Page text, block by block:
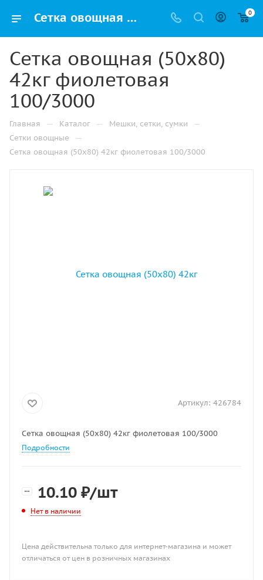
Сетка овощная (50х80) 42кг фиолетовая 100/3000 купить от производителя с доставкой в Челябинске 0
Сетка овощная (50х80)
42кг фиолетовая
100/3000
Главная — Каталог — Мешки, сетки, сумки —
Сетки овощные —
Сетка овощная (50х80) 42кг фиолетовая 100/3000
Артикул: 426784
Сетка овощная (50х80) 42кг фиолетовая 100/3000
Подробности
10.10 ₽/шт
Нет в наличии
Цена действительна только для интернет-магазина и может
отличаться от цен в розничных магазинах